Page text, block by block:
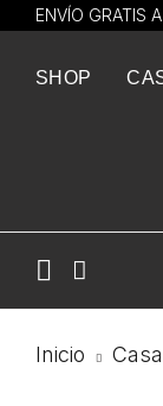
ENVÍO GRATIS
SHOP
Inicio Casa